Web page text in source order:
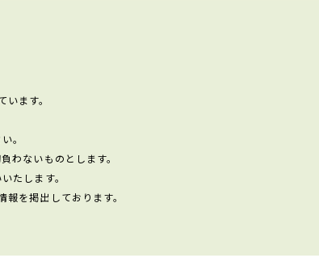
ます。
。
わないものとします。
たします。
を掲出しております。